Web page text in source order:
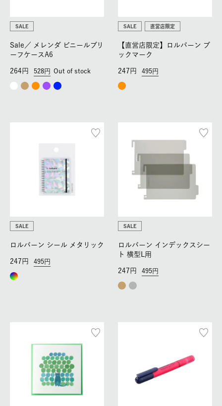
SALE
Sale／
メレンダ ビニールブリ
ーフケースA6
528
264 Out of stock
SALE 直営店限定
【直営店限定】ロルバーン ブ
ックマーク
495
247
SALE
ロルバーン シール メタリック
495
247
SALE
ロルバーン インデックスシー
ト 横型L用
495
247